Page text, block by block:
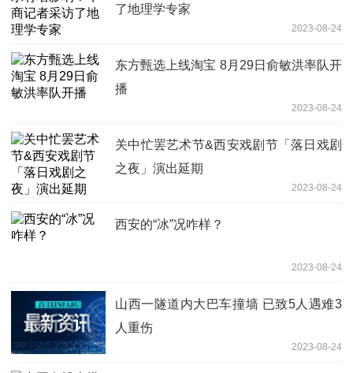
了地理学专家
2023-08-24
东方甄选上线淘宝 8月29日俞敏洪率队开
播
2023-08-24
关中忙罢艺术节&西安戏剧节「落日戏剧
之夜」演出延期
2023-08-24
西安的“冰”况咋样？
2023-08-24
山西一隧道内大巴车撞墙 已致5人遇难3
人重伤
2023-08-24